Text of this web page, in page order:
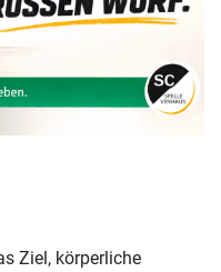
Ziel, körperliche